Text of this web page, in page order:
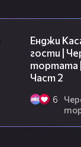
Енджи
гости |
тортата |
Част 2
6